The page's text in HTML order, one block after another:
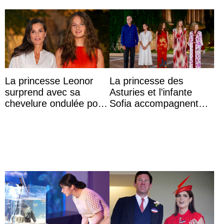
La princesse Leonor
surprend avec sa
chevelure ondulée pour
La princesse des
Asturies et l’infante
Sofia accompagnent